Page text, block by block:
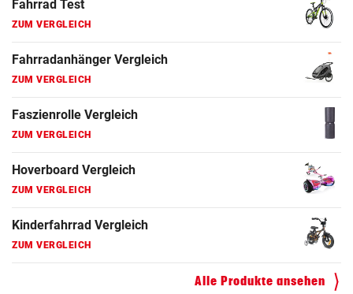
Fahrrad Test
ZUM VERGLEICH
Fahrradanhänger Vergleich
ZUM VERGLEICH
Faszienrolle Vergleich
ZUM VERGLEICH
Hoverboard Vergleich
ZUM VERGLEICH
Kinderfahrrad Vergleich
ZUM VERGLEICH
Alle Produkte ansehen